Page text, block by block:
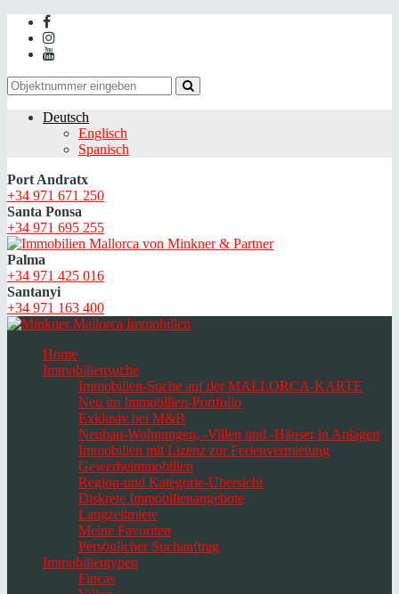
Deutsch
Englisch
Spanisch
Port Andratx
+34 971 671 250
Santa Ponsa
+34 971 695 255
Palma
+34 971 425 016
Santanyi
+34 971 163 400
Home
Immobiliensuche
Immobilien-Suche auf der MALLORCA-KARTE
Neu im Immobilien-Portfolio
Exklusiv bei M&B
Neubau-Wohnungen, -Villen und -Häuser in Anlagen
Immobilien mit Lizenz zur Ferienvermietung
Gewerbeimmobilien
Region-und Kategorie-Übersicht
Diskrete Immobilienangebote
Langzeitmiete
Meine Favoriten
Persönlicher Suchauftrag
Immobilientypen
Fincas